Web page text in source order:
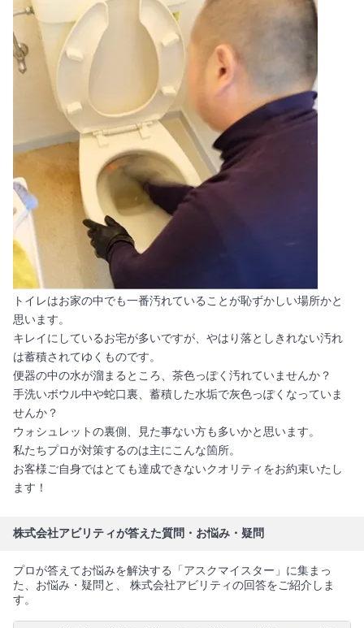
トイレはお家の中でも一番汚れていることが恥ずかしい場所かと
思います。
キレイにしているお宅が多いですが、やはり落としきれない汚れ
は蓄積されてゆくものです。
便器の中の水が溜まるところ、茶色っぽく汚れていませんか？
手洗いボウル中や蛇口裏、蓄積した水垢で灰色っぽくなっていま
せんか？
ウォシュレットの裏側、見た事ない方も多いかと思います。
私たちプロが対策するのは主にこんな箇所。
お客様ご自身ではとても達成できないクオリティをお約束いたし
ます！
株式会社アビリティが答えた質問・お悩み・疑問
プロが答えてお悩みを解決する「アスクマイスター」に集まっ
た、お悩み・疑問と、 株式会社アビリティの回答をご紹介しま
す。